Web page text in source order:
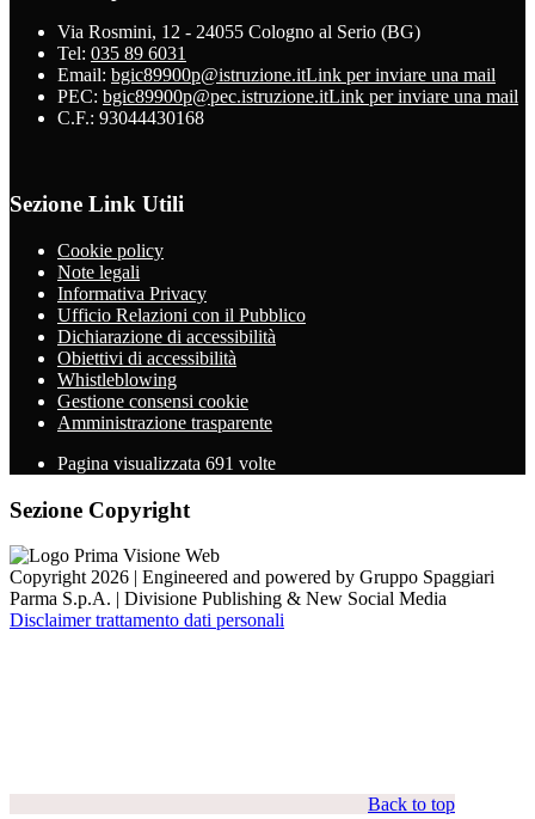
Via Rosmini, 12 - 24055 Cologno al Serio (BG)
Tel: 035 89 6031
Email: bgic89900p@istruzione.itLink per inviare una mail
PEC: bgic89900p@pec.istruzione.itLink per inviare una mail
C.F.: 93044430168
Sezione Link Utili
Cookie policy
Note legali
Informativa Privacy
Ufficio Relazioni con il Pubblico
Dichiarazione di accessibilità
Obiettivi di accessibilità
Whistleblowing
Gestione consensi cookie
Amministrazione trasparente
Pagina visualizzata 691 volte
Sezione Copyright
Copyright 2026 | Engineered and powered by Gruppo Spaggiari
Parma S.p.A. | Divisione Publishing & New Social Media
Disclaimer trattamento dati personali
Back to top